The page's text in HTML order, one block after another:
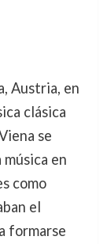
Austria, en
clásica
se
en
como
el
formarse